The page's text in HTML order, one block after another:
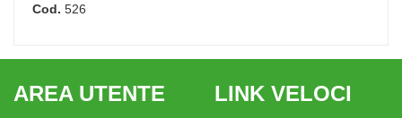
Cod. 526
AREA UTENTE LINK VELOCI